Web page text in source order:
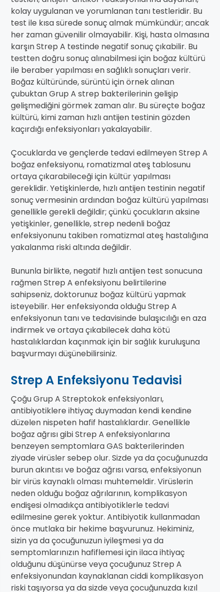
kolay uygulanan ve yorumlanan tanı testleridir. Bu
test ile kısa sürede sonuç almak mümkündür; ancak
her zaman güvenilir olmayabilir. Kişi, hasta olmasına
karşın Strep A testinde negatif sonuç çıkabilir. Bu
testten doğru sonuç alınabilmesi için boğaz kültürü
ile beraber yapılması en sağlıklı sonuçları verir.
Boğaz kültüründe, sürüntü için örnek alınan
çubuktan Grup A strep bakterilerinin gelişip
gelişmediğini görmek zaman alır. Bu süreçte boğaz
kültürü, kimi zaman hızlı antijen testinin gözden
kaçırdığı enfeksiyonları yakalayabilir.
Çocuklarda ve gençlerde tedavi edilmeyen Strep A
boğaz enfeksiyonu, romatizmal ateş tablosunu
ortaya çıkarabileceği için kültür yapılması
gereklidir. Yetişkinlerde, hızlı antijen testinin negatif
sonuç vermesinin ardından boğaz kültürü yapılması
genellikle gerekli değildir; çünkü çocukların aksine
yetişkinler, genellikle, strep nedenli boğaz
enfeksiyonunu takiben romatizmal ateş hastalığına
yakalanma riski altında değildir.
Bununla birlikte, negatif hızlı antijen test sonucuna
rağmen Strep A enfeksiyonu belirtilerine
sahipseniz, doktorunuz boğaz kültürü yapmak
isteyebilir. Her enfeksiyonda olduğu Strep A
enfeksiyonun tanı ve tedavisinde bulaşıcılığı en aza
indirmek ve ortaya çıkabilecek daha kötü
hastalıklardan kaçınmak için bir sağlık kuruluşuna
başvurmayı düşünebilirsiniz.
Strep A Enfeksiyonu Tedavisi
Çoğu Grup A Streptokok enfeksiyonları,
antibiyotiklere ihtiyaç duymadan kendi kendine
düzelen nispeten hafif hastalıklardır. Genellikle
boğaz ağrısı gibi Strep A enfeksiyonlarına
benzeyen semptomlara GAS bakterilerinden
ziyade virüsler sebep olur. Sizde ya da çocuğunuzda
burun akıntısı ve boğaz ağrısı varsa, enfeksiyonun
bir virüs kaynaklı olması muhtemeldir. Virüslerin
neden olduğu boğaz ağrılarının, komplikasyon
endişesi olmadıkça antibiyotiklerle tedavi
edilmesine gerek yoktur. Antibiyotik kullanmadan
önce mutlaka bir hekime başvurunuz. Hekiminiz,
sizin ya da çocuğunuzun iyileşmesi ya da
semptomlarınızın hafiflemesi için ilaca ihtiyaç
olduğunu düşünürse veya çocuğunuz Strep A
enfeksiyonundan kaynaklanan ciddi komplikasyon
riski taşıyorsa ya da sizde veya çocuğunuzda kızıl